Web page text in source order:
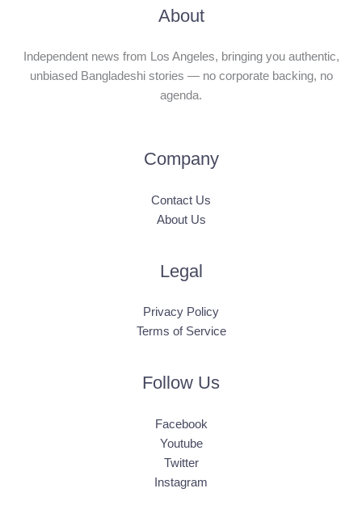
About
Independent news from Los Angeles, bringing you authentic,
unbiased Bangladeshi stories — no corporate backing, no
agenda.
Company
Contact Us
About Us
Legal
Privacy Policy
Terms of Service
Follow Us
Facebook
Youtube
Twitter
Instagram